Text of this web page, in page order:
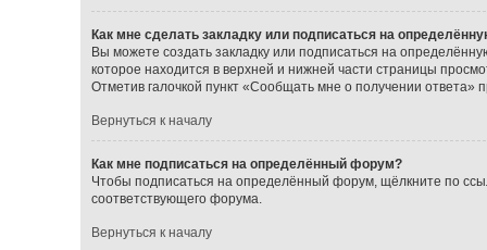
Как мне сделать закладку или подписаться на
Вы можете создать закладку или подписаться на
которое находится в верхней и нижней части страницы
Отметив галочкой пункт «Сообщать мне о получении
Вернуться к началу
Как мне подписаться на определённый форум?
Чтобы подписаться на определённый форум, щёлкните по
соответствующего форума.
Вернуться к началу